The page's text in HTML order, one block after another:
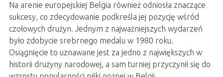
Na arenie europejskiej Belgia również odniosła znaczące
sukcesy, co zdecydowanie podkreśla jej pozycję wśród
czołowych drużyn. Jednym z najważniejszych wydarzeń
było zdobycie srebrnego medalu w 1980 roku.
Osiągnięcie to uznawane jest za jedno z największych w
historii drużyny narodowej, a sam turniej przyczynił się do